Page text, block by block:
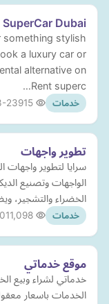
SuperCar Dubai
something stylish
a luxury car or
alternative on
Rent superc…
خدمات 23
تطوير واجهات
سرايا لتطوير
الواجهات وتصنيع
الخضراء والتشجير،
خدمات
موقع خدماتي
خدماتي لشراء وبيع
الخدمات باسعار